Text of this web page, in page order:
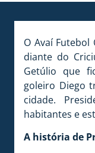
O Avaí Futebol
diante do
Getúlio que
goleiro Diego
cidade.
habitantes e
A história de